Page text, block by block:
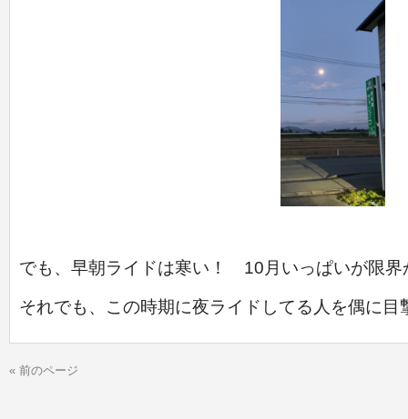
でも、早朝ライドは寒い！ 10月いっぱいが限界
それでも、この時期に夜ライドしてる人を偶に
« 前のページ